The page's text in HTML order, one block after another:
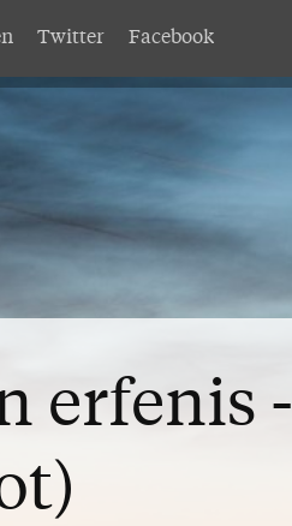
Service
Nabestellen
Twitter Facebook
erfenis -